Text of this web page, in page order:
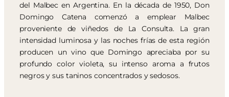
del Malbec en Argentina. En la década de 1950, Don
Domingo Catena comenzó a emplear Malbec
proveniente de viñedos de La Consulta. La gran
intensidad luminosa y las noches frías de esta región
producen un vino que Domingo apreciaba por su
profundo color violeta, su intenso aroma a frutos
negros y sus taninos concentrados y sedosos.